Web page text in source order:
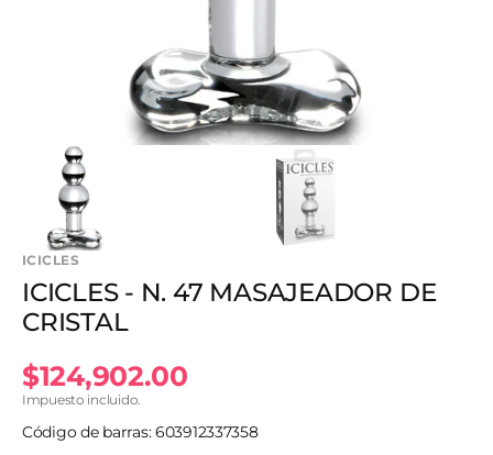
galería
ICICLES
ICICLES - N. 47 MASAJEADOR DE
CRISTAL
Precio
habitual
$124,902.00
Impuesto incluido.
Código de barras: 603912337358